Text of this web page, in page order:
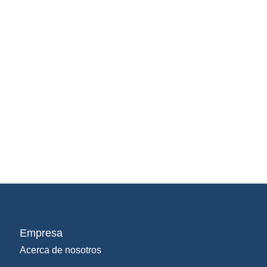
Empresa
Acerca de nosotros